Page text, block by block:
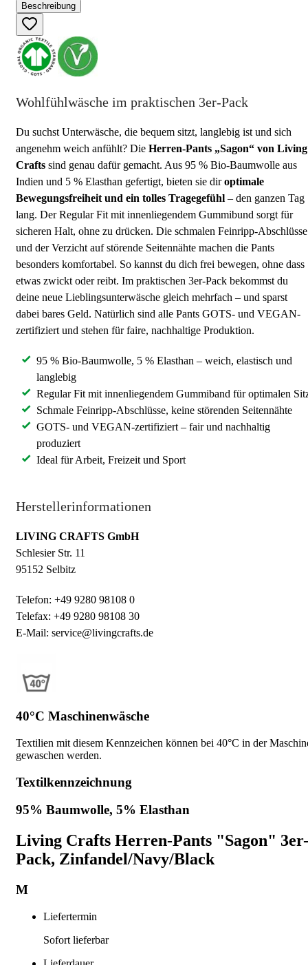
Beschreibung
Wohlfühlwäsche im praktischen 3er-Pack
Du suchst Unterwäsche, die bequem sitzt, langlebig ist und sich
angenehm weich anfühlt? Die Herren-Pants „Sagon“ von Living
Crafts sind genau dafür gemacht. Aus 95 % Bio-Baumwolle aus
Indien und 5 % Elasthan gefertigt, bieten sie diroptimale
Bewegungsfreiheit und ein tolles Tragegefühl – den ganzen Tag
lang. Der Regular Fit mit innenliegendem Gummibund sorgt für
sicheren Halt, ohne zu drücken. Die schmalen Feinripp-Abschlüsse
und der Verzicht auf störende Seitennähte machen die Pants
besonders komfortabel. So kannst du dich frei bewegen, ohne dass
etwas zwickt oder reibt. Im praktischen 3er-Pack bekommst du
deine neue Lieblingsunterwäsche gleich mehrfach – und sparst
dabei bares Geld. Natürlich sind alle Pants GOTS- und VEGAN-
zertifiziert und stehen für faire, nachhaltige Produktion.
95 % Bio-Baumwolle, 5 % Elasthan – weich, elastisch und
langlebig
Regular Fit mit innenliegendem Gummiband für optimalen
Schmale Feinripp-Abschlüsse, keine störenden Seitennähte
GOTS- und VEGAN-zertifiziert – fair und nachhaltig
produziert
Ideal für Arbeit, Freizeit und Sport
Herstellerinformationen
LIVING CRAFTS GmbH
Schlesier Str. 11
95152 Selbitz
Telefon: +49 9280 98108 0
Telefax: +49 9280 98108 30
E-Mail: service@livingcrafts.de
40°C Maschinenwäsche
Textilien mit diesem Kennzeichen können bei 40°C in der
gewaschen werden.
Textilkennzeichnung
95% Baumwolle, 5% Elasthan
Living Crafts Herren-Pants "Sagon" 3er-
Pack, Zinfandel/Navy/Black
M
Liefertermin
Sofort lieferbar